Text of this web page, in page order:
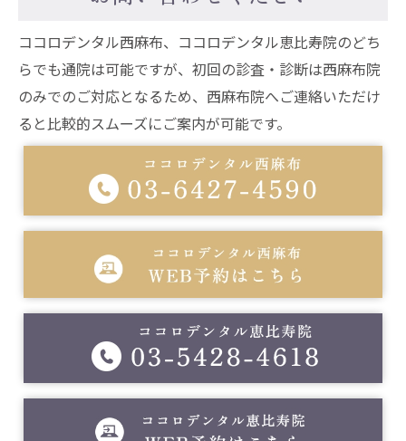
ココロデンタル西麻布、ココロデンタル恵比寿院のどち
らでも通院は可能ですが、初回の診査・診断は西麻布院
のみでのご対応となるため、西麻布院へご連絡いただけ
ると比較的スムーズにご案内が可能です。